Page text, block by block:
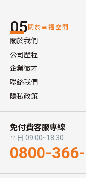
05關於幸福空間
關於我們
公司歷程
企業徵才
聯絡我們
隱私政策
免付費客服專線
平日 09:00~18:30
0800-